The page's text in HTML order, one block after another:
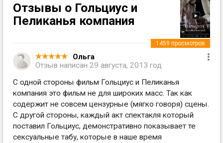
Отзывы о Гольциус и
Пеликанья компания
Ольга
Отзыв написан 29 августа, 2013 год
1459 просмотров
С одной стороны фильм Гольциус и Пеликанья
компания это фильм не для широких масс. Так как
содержит не совсем цензурные (мягко говоря) сцены.
С другой стороны, каждый акт спектакля который
поставил Гольциус, демонстративно показывает те
сексуальные табу, которые в наше время